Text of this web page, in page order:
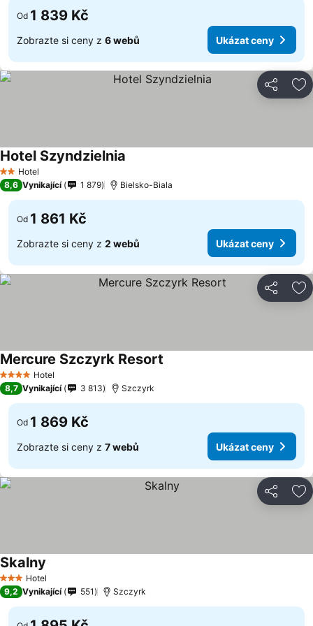
Od 1 839 Kč
Zobrazte si ceny z 6 webů Ukázat ceny
Sdílet
2 Počet hvězdiček
Hotel
Hotel Szyndzielnia
8,6 Vynikající 1 879 Bielsko-Biala
Od 1 861 Kč
Zobrazte si ceny z 2 webů Ukázat ceny
Sdílet
4 Počet hvězdiček
Hotel
Mercure Szczyrk Resort
8,7 Vynikající 3 813 Szczyrk
Od 1 869 Kč
Zobrazte si ceny z 7 webů Ukázat ceny
Sdílet
3 Počet hvězdiček
Hotel
Skalny
9,2 Vynikající 551 Szczyrk